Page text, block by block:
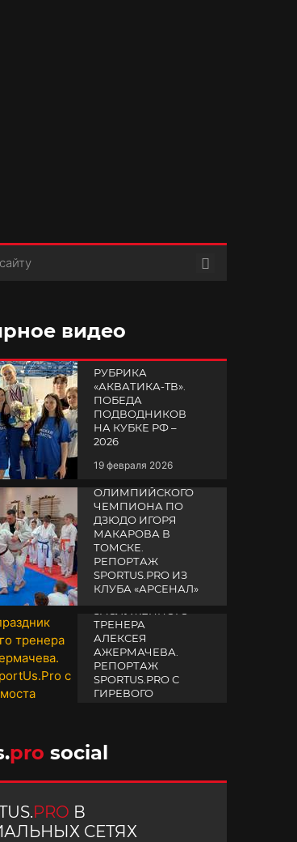
видео
РУБРИКА
«АКВАТИКА-TВ».
ПОБЕДА
ПОДВОДНИКОВ
НА КУБКЕ РФ –
2026
19 февраля 2026
ОЛИМПИЙСКОГО
ЧЕМПИОНА ПО
ДЗЮДО ИГОРЯ
МАКАРОВА В
ТОМСКЕ.
РЕПОРТАЖ
SPORTUS.PRO ИЗ
КЛУБА «АРСЕНАЛ»
14 апреля 2025
ТРОЙНОЙ
ПРАЗДНИК
ТРЕНЕРА
АЛЕКСЕЯ
АЖЕРМАЧЕВА.
РЕПОРТАЖ
SPORTUS.PRO С
ГИРЕВОГО
pro social
PRO В
СЕТЯХ